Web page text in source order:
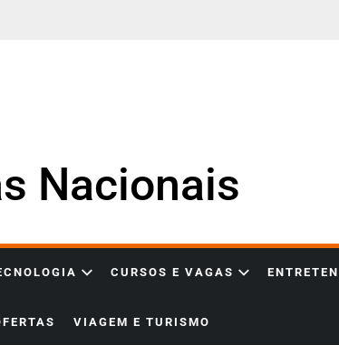
Nacionais
CURSOS E VAGAS
VIAGEM E TURISMO